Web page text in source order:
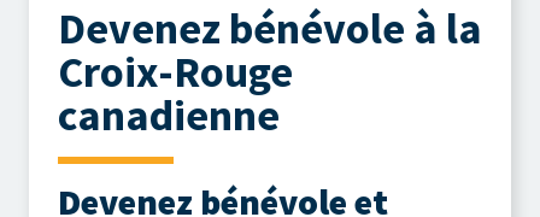
Devenez bénévole à la
Croix-Rouge
canadienne
Devenez bénévole et